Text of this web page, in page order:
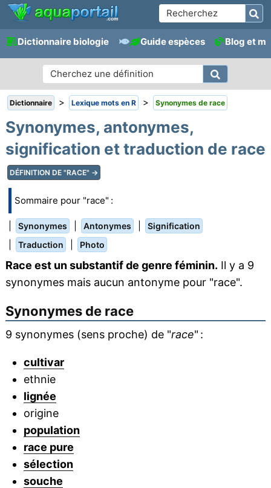
Dictionnaire biologie Guide espèces Blog et
Dictionnaire > Lexique mots en R > Synonymes de race
Synonymes, antonymes,
signification et traduction de race
DÉFINITION DE "RACE" →
Sommaire pour "race" :
Synonymes Antonymes Signification
Traduction Photo
Race est un substantif de genre féminin. Il y a 9
synonymes mais aucun antonyme pour "race".
Synonymes de race
9 synonymes (sens proche) de "race" :
cultivar
ethnie
lignée
origine
population
race pure
sélection
souche